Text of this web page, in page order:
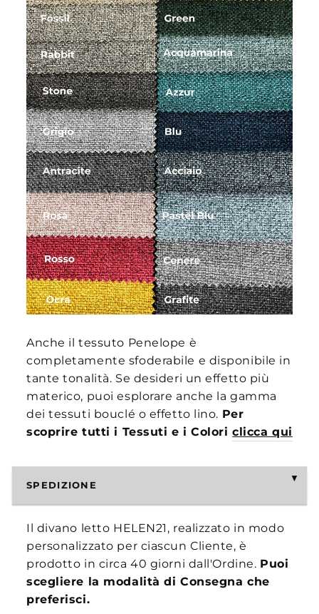
Anche il tessuto Penelope è
completamente sfoderabile e disponibile in
tante tonalità. Se desideri un effetto più
materico, puoi esplorare anche la gamma
dei tessuti bouclé o effetto lino. Per
scoprire tutti i Tessuti e i Coloriclicca qui
SPEDIZIONE
Il divano letto HELEN21, realizzato in modo
personalizzato per ciascun Cliente, è
prodotto in circa 40 giorni dall'Ordine. Puoi
scegliere la modalità di Consegna che
preferisci.